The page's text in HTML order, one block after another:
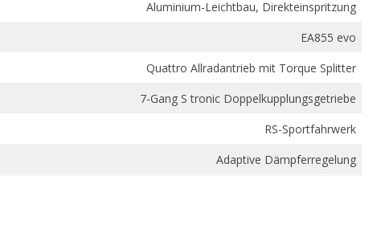
Aluminium-Leichtbau, Direkteinspritzung
EA855 evo
Quattro Allradantrieb mit Torque Splitter
7-Gang S tronic Doppelkupplungsgetriebe
RS-Sportfahrwerk
Adaptive Dämpferregelung